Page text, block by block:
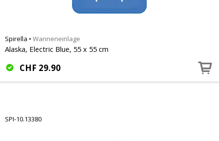
Spirella • Wanneneinlage
Alaska, Electric Blue, 55 x 55 cm
CHF 29.90
SPI-10.13380